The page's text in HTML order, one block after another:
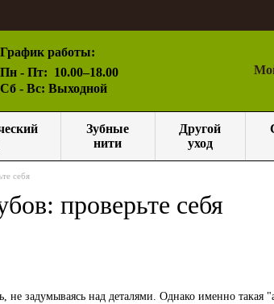
График работы:
Пн - Пт: 10.00–18.00
Сб - Вс: Выходной
Зубные
нити
Другой
уход
себя
проверьте себя
задумываясь над деталями. Однако именно такая